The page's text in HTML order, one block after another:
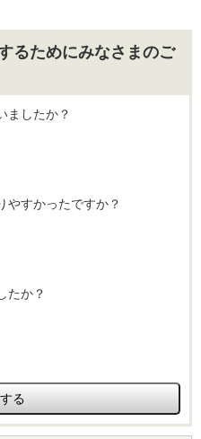
るためにみなさまのご
ましたか？
やすかったですか？
たか？